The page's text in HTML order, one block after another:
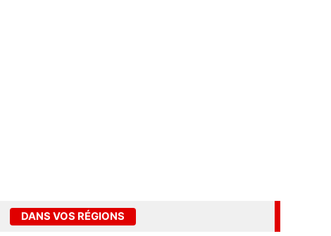
DANS VOS RÉGIONS